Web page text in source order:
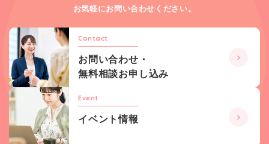
お気軽にお問い合わせください。
Contact
お問い合わせ・
無料相談お申し込み
Event
イベント情報